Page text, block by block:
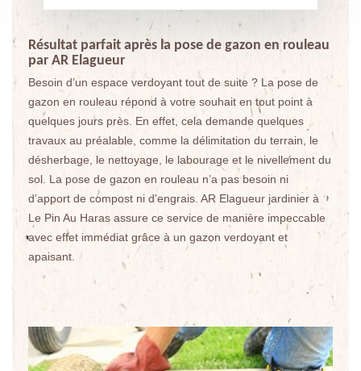
Résultat parfait après la pose de gazon en rouleau
par AR Elagueur
Besoin d’un espace verdoyant tout de suite ? La pose de
gazon en rouleau répond à votre souhait en tout point à
quelques jours près. En effet, cela demande quelques
travaux au préalable, comme la délimitation du terrain, le
désherbage, le nettoyage, le labourage et le nivellement du
sol. La pose de gazon en rouleau n’a pas besoin ni
d’apport de compost ni d'engrais. AR Elagueur jardinier à
Le Pin Au Haras assure ce service de manière impeccable
avec effet immédiat grâce à un gazon verdoyant et
apaisant.